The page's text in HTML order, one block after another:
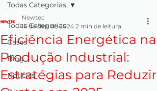
Todas Categorias
Cases
Blog
Notícias
Todas Categorias
Eficiência Energética na
Produção Industrial:
Estratégias para Reduzir
Newtec
16 de dez. de 2024 2 min de leitura